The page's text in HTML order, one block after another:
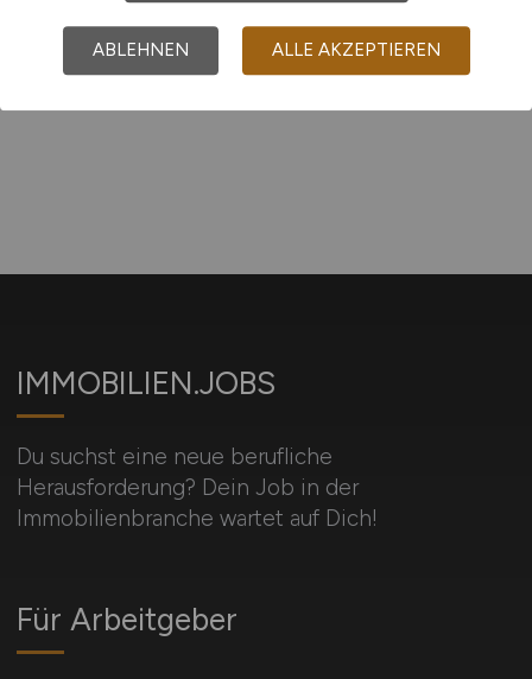
IMMOBILIEN.JOBS
Du suchst eine neue berufliche
Herausforderung? Dein Job in der
Immobilienbranche wartet auf Dich!
Für Arbeitgeber
ABLEHNEN ALLE AKZEPTIEREN